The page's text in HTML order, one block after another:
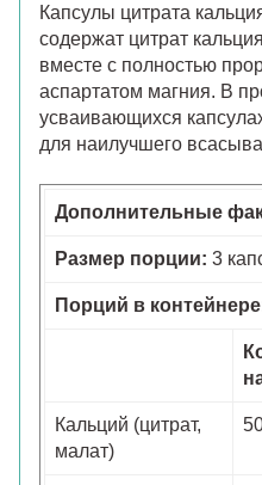
Капсулы цитрата
содержат цитрат
вместе с полностью
аспартатом магния. В
усваивающихся
для наилучшего
Дополнительные
Размер порции: 3
Порций в
Кальций (цитрат,
малат)